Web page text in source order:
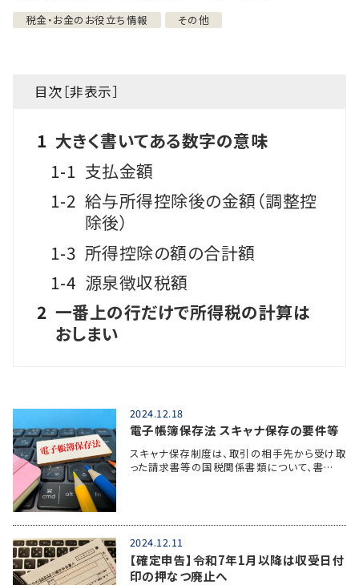
税金・お金のお役立ち情報 その他
目次［非表示］
1 大きく書いてある数字の意味
1-1 支払金額
1-2 給与所得控除後の金額（調整控
除後）
1-3 所得控除の額の合計額
1-4 源泉徴収税額
2 一番上の行だけで所得税の計算は
おしまい
2024.12.18
電子帳簿保存法 スキャナ保存の要件等
スキャナ保存制度は、取引の相手先から受け取
った請求書等の国税関係書類について、書…
2024.12.11
【確定申告】令和7年1月以降は収受日付
印の押なつ廃止へ